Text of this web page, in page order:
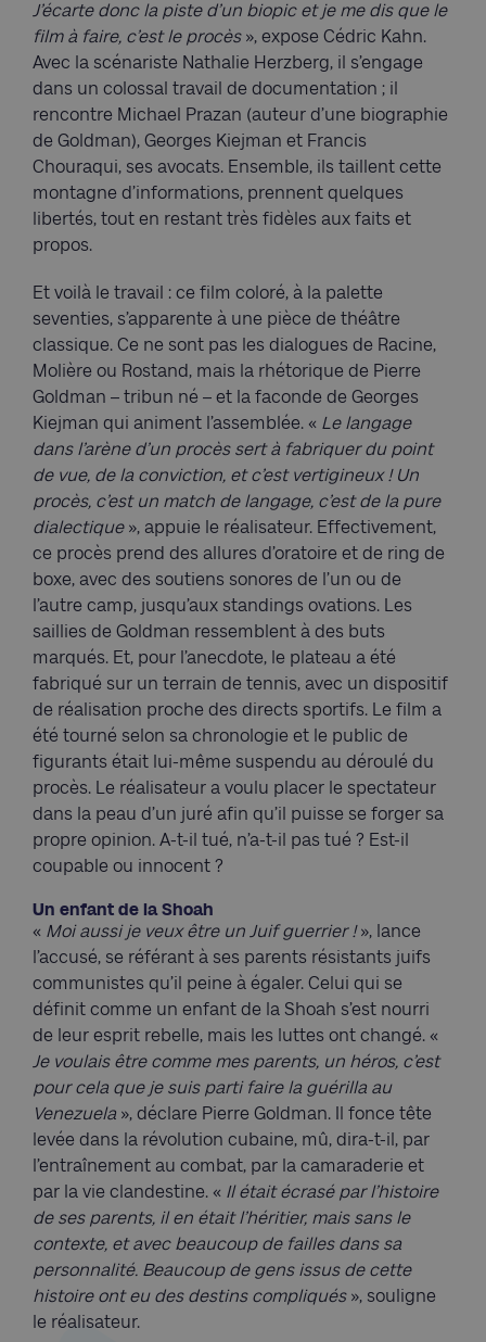
J’écarte donc la piste d’un biopic et je me dis que le
film à faire, c’est le procès», expose Cédric Kahn.
Avec la scénariste Nathalie Herzberg, il s’engage
dans un colossal travail de documentation ; il
rencontre Michael Prazan (auteur d’une biographie
de Goldman), Georges Kiejman et Francis
Chouraqui, ses avocats. Ensemble, ils taillent cette
montagne d’informations, prennent quelques
libertés, tout en restant très fidèles aux faits et
propos.
Et voilà le travail : ce film coloré, à la palette
seventies, s’apparente à une pièce de théâtre
classique. Ce ne sont pas les dialogues de Racine,
Molière ou Rostand, mais la rhétorique de Pierre
Goldman – tribun né – et la faconde de Georges
Kiejman qui animent l’assemblée. « Le langage
dans l’arène d’un procès sert à fabriquer du point
de vue, de la conviction, et c’est vertigineux ! Un
procès, c’est un match de langage, c’est de la pure
dialectique », appuie le réalisateur. Effectivement,
ce procès prend des allures d’oratoire et de ring de
boxe, avec des soutiens sonores de l’un ou de
l’autre camp, jusqu’aux standings ovations. Les
saillies de Goldman ressemblent à des buts
marqués. Et, pour l’anecdote, le plateau a été
fabriqué sur un terrain de tennis, avec un dispositif
de réalisation proche des directs sportifs. Le film a
été tourné selon sa chronologie et le public de
figurants était lui-même suspendu au déroulé du
procès. Le réalisateur a voulu placer le spectateur
dans la peau d’un juré afin qu’il puisse se forger sa
propre opinion. A-t-il tué, n’a-t-il pas tué ? Est-il
coupable ou innocent ?
Un enfant de la Shoah
« Moi aussi je veux être un Juif guerrier !», lance
l’accusé, se référant à ses parents résistants juifs
communistes qu’il peine à égaler. Celui qui se
définit comme un enfant de la Shoah s’est nourri
de leur esprit rebelle, mais les luttes ont changé. «
Je voulais être comme mes parents, un héros, c’est
pour cela que je suis parti faire la guérilla au
Venezuela », déclare Pierre Goldman. Il fonce tête
levée dans la révolution cubaine, mû, dira-t-il, par
l’entraînement au combat, par la camaraderie et
par la vie clandestine. « Il était écrasé par l’histoire
de ses parents, il en était l’héritier, mais sans le
contexte, et avec beaucoup de failles dans sa
personnalité. Beaucoup de gens issus de cette
histoire ont eu des destins compliqués», souligne
le réalisateur.